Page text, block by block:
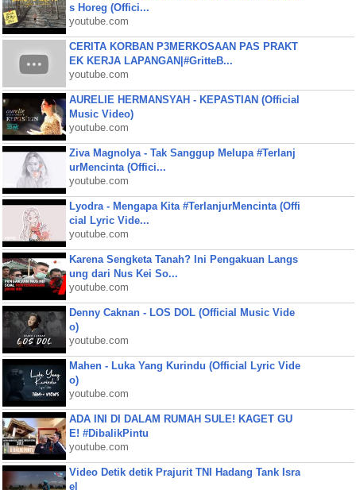
s Horeg (Offici...
youtube.com
CERITA KORBAN P3MERKOSAAN PAS PRAKT
EK KERJA LAPANGAN|#GritteB...
youtube.com
AURELIE HERMANSYAH - KEPASTIAN (Official
Music Video)
youtube.com
Ziva Magnolya - Tak Sanggup Melupa #Terlanj
urMencinta (Offici...
youtube.com
Lyodra - Mengapa Kita #TerlanjurMencinta (Offi
cial Lyric Vide...
youtube.com
Karena Sengketa Tanah? Ini Pengakuan Langs
ung dari Nus Kei So...
youtube.com
Denny Caknan - LOS DOL (Official Music Vide
o)
youtube.com
Mahen - Luka Yang Kurindu (Official Lyric Vide
o)
youtube.com
ADA INI DI DALAM RUMAH SULE! KAGET GU
E! #DibalikPintu
youtube.com
Video Detik detik Prajurit TNI Hadang Tank Isra
el